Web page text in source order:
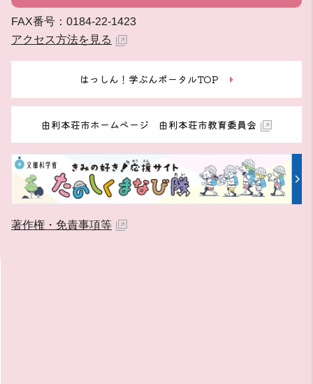
FAX番号：0184-22-1423
アクセス方法を見る
はっしん！学ぶんポータルTOP
由利本荘市ホームページ 由利本荘市教育委員会
著作権・免責事項等